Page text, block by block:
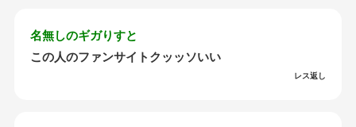
名無しのギガりすと
この人のファンサイトクッッソいい
レス返し